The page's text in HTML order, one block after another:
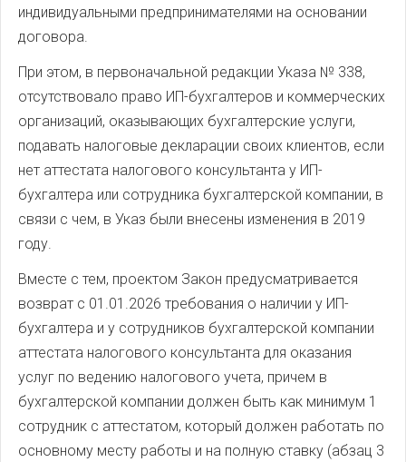
индивидуальными предпринимателями на основании
договора.
При этом, в первоначальной редакции Указа № 338,
отсутствовало право ИП-бухгалтеров и коммерческих
организаций, оказывающих бухгалтерские услуги,
подавать налоговые декларации своих клиентов, если
нет аттестата налогового консультанта у ИП-
бухгалтера или сотрудника бухгалтерской компании, в
связи с чем, в Указ были внесены изменения в 2019
году.
Вместе с тем, проектом Закон предусматривается
возврат с 01.01.2026 требования о наличии у ИП-
бухгалтера и у сотрудников бухгалтерской компании
аттестата налогового консультанта для оказания
услуг по ведению налогового учета, причем в
бухгалтерской компании должен быть как минимум 1
сотрудник с аттестатом, который должен работать по
основному месту работы и на полную ставку (абзац 3